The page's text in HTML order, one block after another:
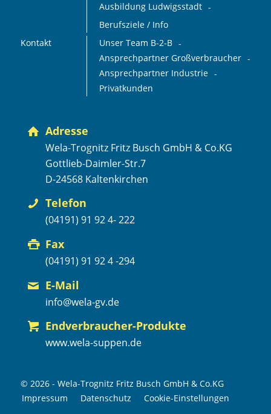
Ausbildung Ludwigsstadt
Berufsziele / Info
Kontakt
Unser Team B-2-B
Ansprechpartner Großverbraucher
Ansprechpartner Industrie
Privatkunden
Adresse
Wela-Trognitz Fritz Busch GmbH & Co.KG
Gottlieb-Daimler-Str.7
D-24568 Kaltenkirchen
Telefon
(04191) 91 92 4- 222
Fax
(04191) 91 92 4 -294
E-Mail
info@wela-gv.de
Endverbraucher-Produkte
www.wela-suppen.de
© 2026 - Wela-Trognitz Fritz Busch GmbH & Co.KG
Impressum Datenschutz Cookie-Einstellungen